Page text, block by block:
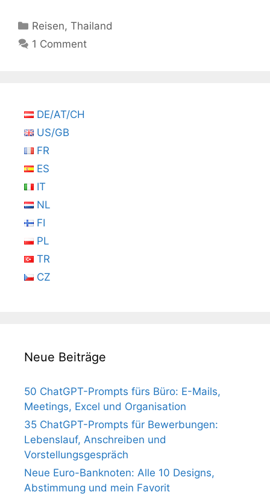
Kategorien
Reisen,Thailand
1 Comment
DE/AT/CH
US/GB
FR
ES
IT
NL
FI
PL
TR
CZ
Neue Beiträge
50 ChatGPT-Prompts fürs Büro: E-Mails,
Meetings, Excel und Organisation
35 ChatGPT-Prompts für Bewerbungen:
Lebenslauf, Anschreiben und
Vorstellungsgespräch
Neue Euro-Banknoten: Alle 10 Designs,
Abstimmung und mein Favorit